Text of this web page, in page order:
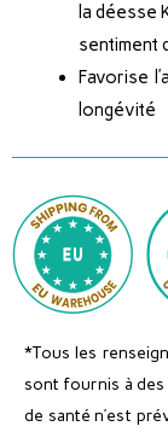
la déesse
sentiment
Favorise
longévité
*Tous les
sont fournis à des
de santé n’est